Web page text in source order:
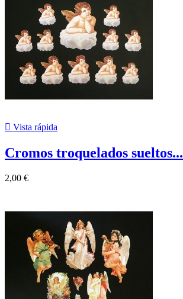
 Vista rápida
Cromos troquelados sueltos...
2,00 €